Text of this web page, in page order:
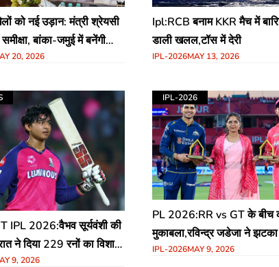
को नई उड़ान: मंत्री श्रेयसी
बांका-जमुई में बनेंगी
अकादमी और शूटिंग रेंज
20, 2026
Ipl:RCB बनाम KKR मैच में
डाली खलल,टॉस में देरी
IPL-2026MAY 13, 2026
IPL 2026:वैभव सूर्यवंशी की
ने दिया 229 रनों का विशाल
9, 2026
IPL-2026
PL 2026:RR vs GT के बीच
मुकाबला,रविन्द्र जडेजा ने
IPL-2026MAY 9, 2026